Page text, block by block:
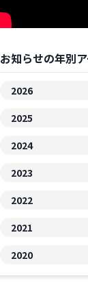
お知らせの年別
2026
2025
2024
2023
2022
2021
2020